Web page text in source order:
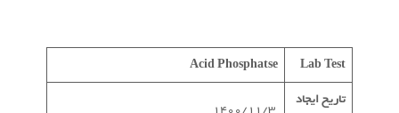
Lab Test
Acid Phosphatse
تاریخ ایجاد